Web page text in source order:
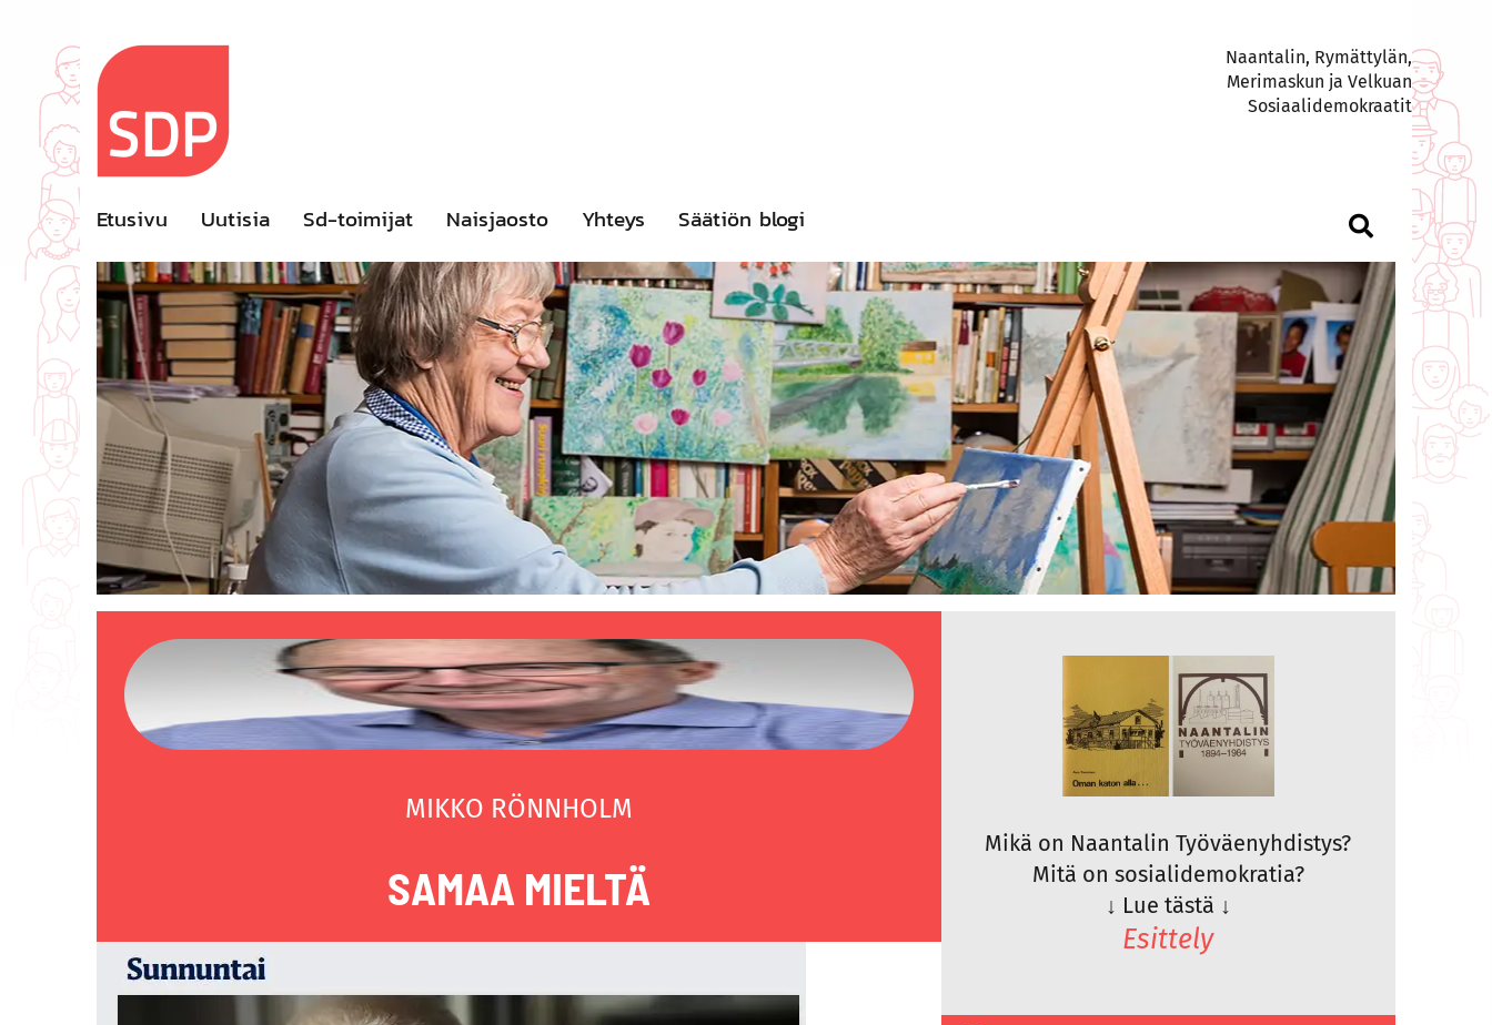
content
Naantalin, Rymättylän,
Merimaskun ja Velkuan
Sosiaalidemokraatit
Etusivu Uutisia Sd-toimijat Naisjaosto Yhteys Säätiön blogi
MIKKO RÖNNHOLM
SAMAA MIELTÄ
Mikä on Naantalin Työväenyhdistys?
Mitä on sosialidemokratia?
↓ Lue tästä ↓
Esittely